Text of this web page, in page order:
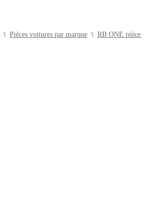
\ Pièces voitures par marque \ RB ONE pièces